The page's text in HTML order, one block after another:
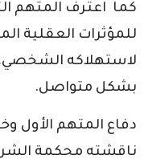
كما اعترف المتهم
للمؤثرات العقلية
لاستهلاكه الشخصي،
بشكل متواصل.
دفاع المتهم الأول
ناقشته محكمة